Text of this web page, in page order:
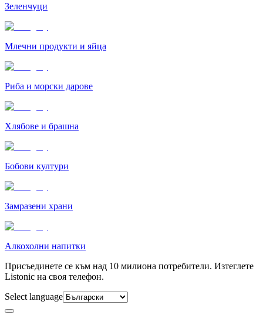
Зеленчуци
Млечни продукти и яйца
Риба и морски дарове
Хлябове и брашна
Бобови култури
Замразени храни
Алкохолни напитки
Присъединете се към над 10 милиона потребители. Изтеглете
Listonic на своя телефон.
Select language